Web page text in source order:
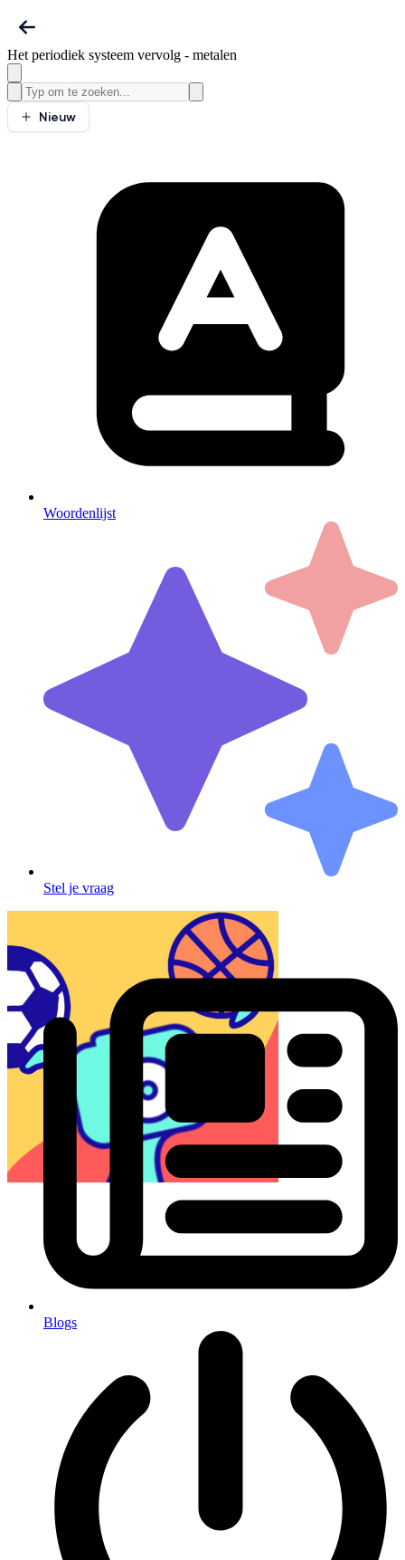
Het periodiek systeem vervolg - metalen
Nieuw
Woordenlijst
Stel je vraag
Blogs